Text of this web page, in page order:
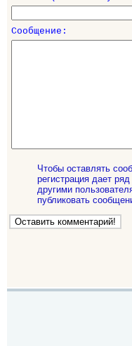
Сообщение:
Чтобы оставлять
регистрация дает
другими
публиковать